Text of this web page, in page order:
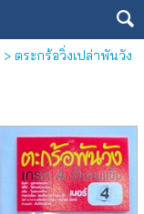
> ตระกร้อวิ่งเปล่าพันวัง